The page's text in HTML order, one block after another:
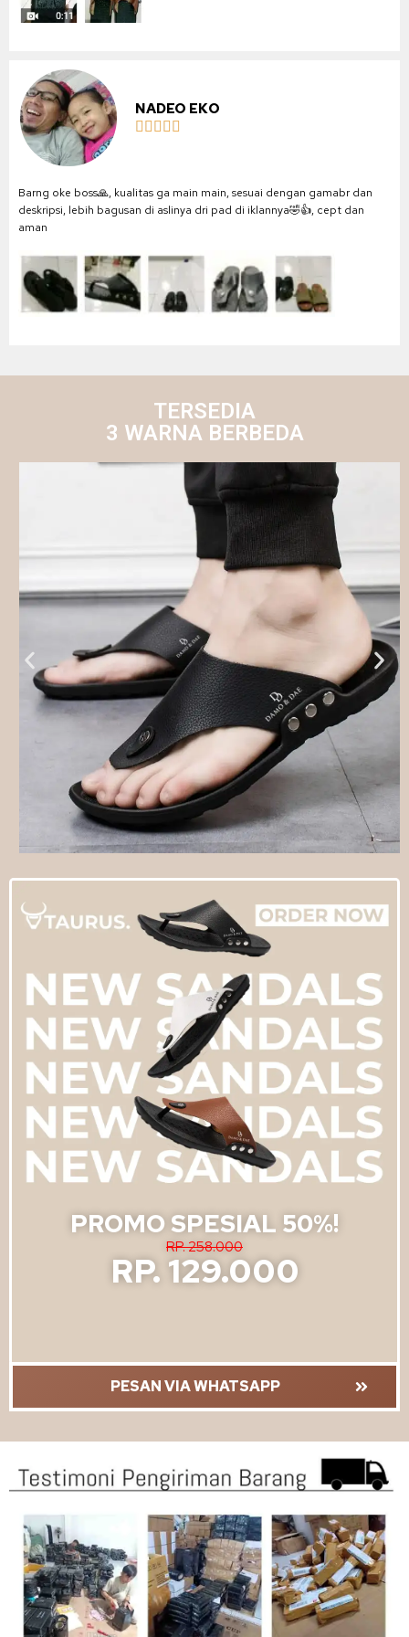
NADEO EKO
    
Barng oke boss🙏, kualitas ga main main, sesuai dengan gamabr dan
deskripsi, lebih bagusan di aslinya dri pad di iklannya🤣👍, cept dan
aman
TERSEDIA
3 WARNA BERBEDA
PROMO SPESIAL 50%!
RP. 258.000
RP. 129.000
PESAN VIA WHATSAPP